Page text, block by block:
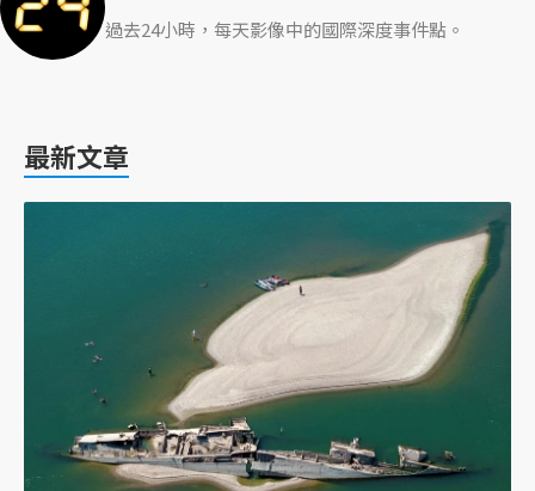
過去24小時，每天影像中的國際深度事件點。
最新文章